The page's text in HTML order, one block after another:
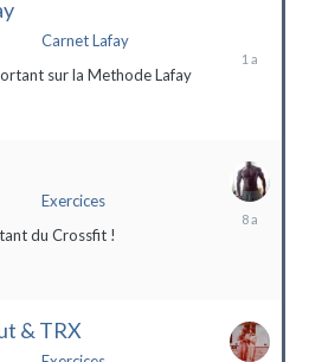
Carnet Lafay
sur la Methode Lafay
2023
Exercices
du Crossfit !
27
& TRX